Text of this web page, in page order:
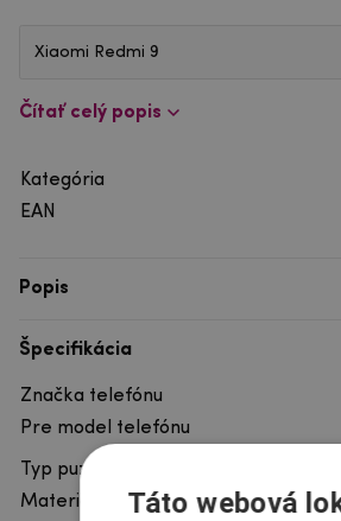
Xiaomi Redmi 9
Čítať celý popis
Kategória
EAN
Popis
Špecifikácia
Značka telefónu
Pre model telefónu
Typ puzdra
Materiál
Táto webová